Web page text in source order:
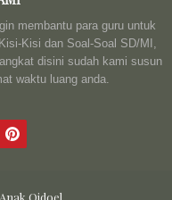
membantu para guru untuk
Kisi dan Soal-Soal SD/MI,
disini sudah kami susun
waktu luang anda.